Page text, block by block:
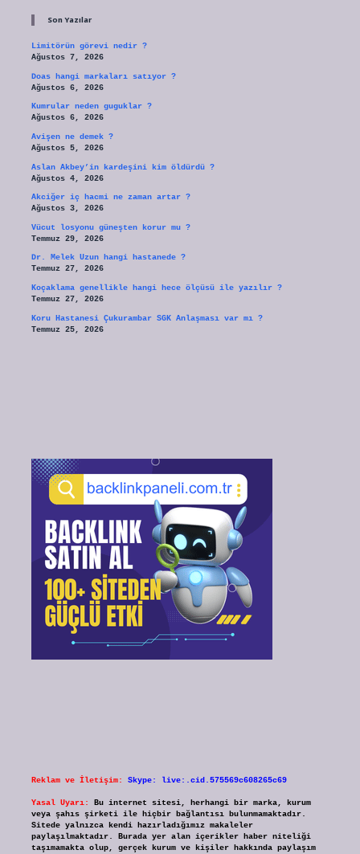
Son Yazılar
Limitörün görevi nedir ?
Ağustos 7, 2026
Doas hangi markaları satıyor ?
Ağustos 6, 2026
Kumrular neden guguklar ?
Ağustos 6, 2026
Avişen ne demek ?
Ağustos 5, 2026
Aslan Akbey’in kardeşini kim öldürdü ?
Ağustos 4, 2026
Akciğer iç hacmi ne zaman artar ?
Ağustos 3, 2026
Vücut losyonu güneşten korur mu ?
Temmuz 29, 2026
Dr. Melek Uzun hangi hastanede ?
Temmuz 27, 2026
Koçaklama genellikle hangi hece ölçüsü ile yazılır ?
Temmuz 27, 2026
Koru Hastanesi Çukurambar SGK Anlaşması var mı ?
Temmuz 25, 2026
Reklam ve İletişim: Skype: live:.cid.575569c608265c69
Yasal Uyarı:
Bu internet sitesi, herhangi bir marka, kurum
veya şahıs şirketi ile hiçbir bağlantısı bulunmamaktadır.
Sitede yalnızca kendi hazırladığımız makaleler
paylaşılmaktadır. Burada yer alan içerikler haber niteliği
taşımamakta olup, gerçek kurum ve kişiler hakkında paylaşım